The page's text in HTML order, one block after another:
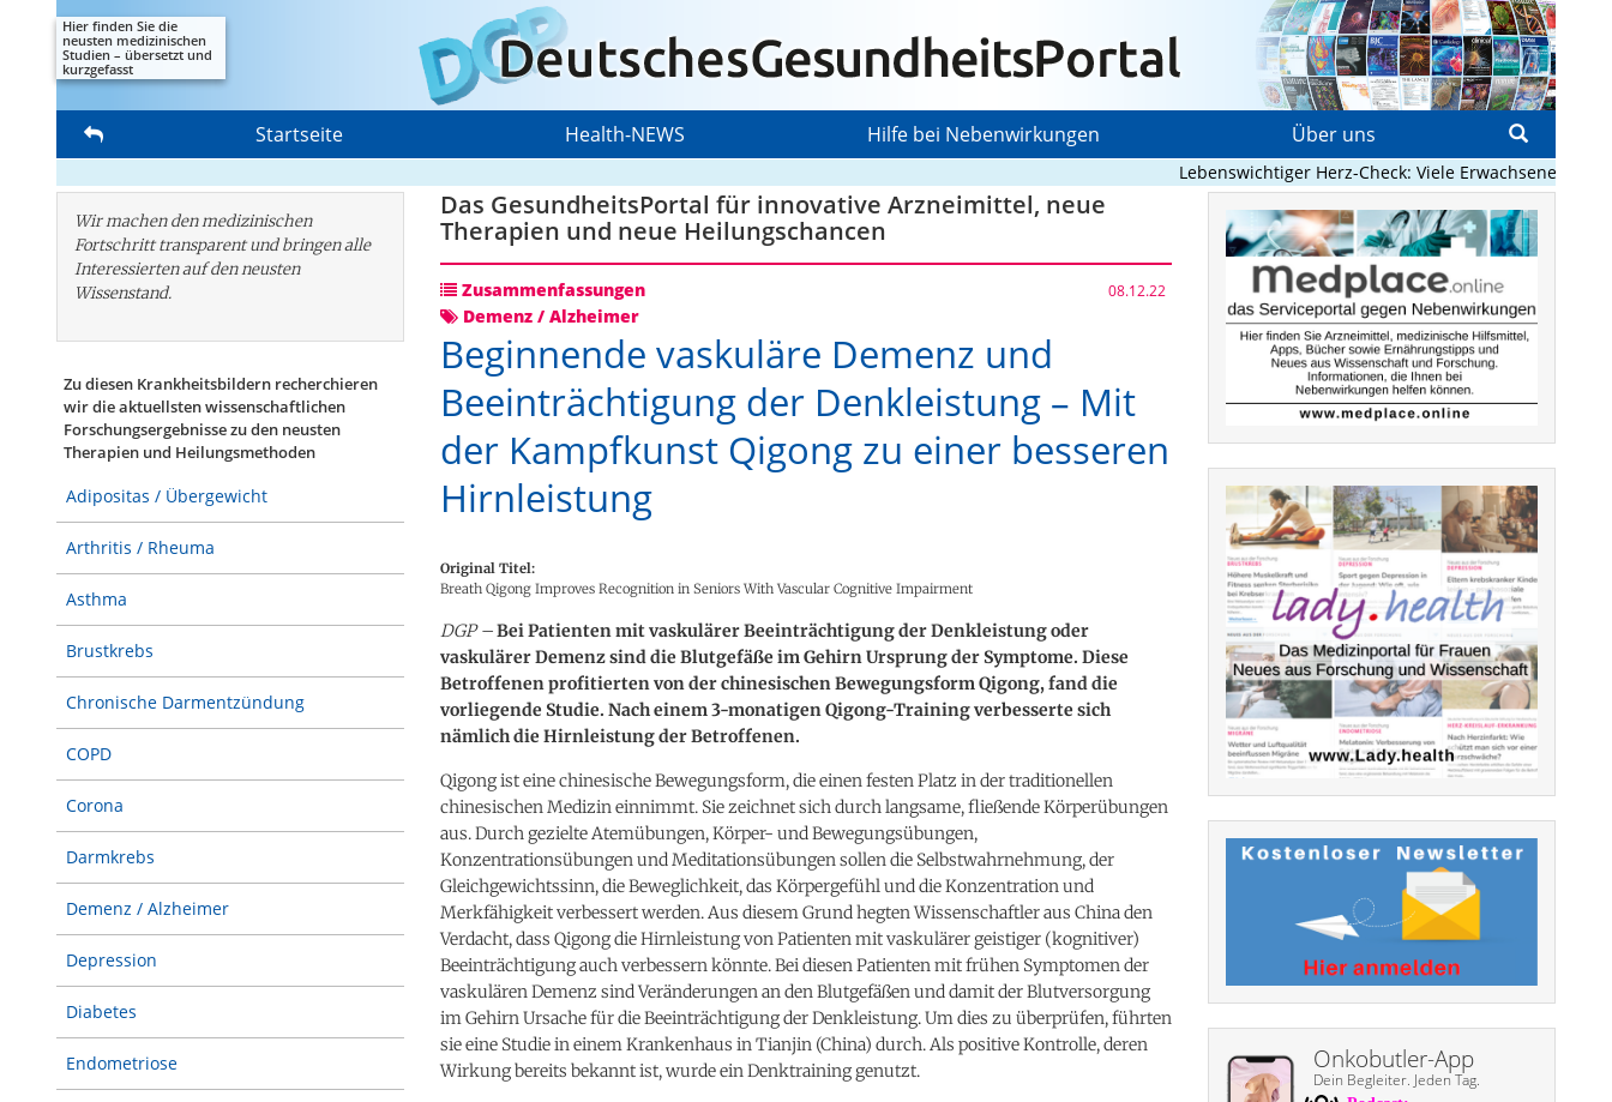
Hier finden Sie die
neusten medizinischen
Studien – übersetzt und
kurzgefasst
Startseite Health-NEWS Hilfe bei Nebenwirkungen Über uns
Lebenswichtiger Herz-Check: Viele Erwachsene mit
Wir machen den medizinischen
Fortschritt transparent und bringen alle
Interessierten auf den neusten
Wissenstand.
Zu diesen Krankheitsbildern recherchieren
wir die aktuellsten wissenschaftlichen
Forschungs­ergebnisse zu den neusten
Therapien und Heilungsmethoden
Adipositas / Übergewicht
Arthritis / Rheuma
Asthma
Brustkrebs
Chronische Darmentzündung
COPD
Corona
Darmkrebs
Demenz / Alzheimer
Depression
Diabetes
Endometriose
Das GesundheitsPortal für innovative Arzneimittel, neue
Therapien und neue Heilungschancen
Zusammenfassungen 08.12.22
Demenz / Alzheimer
Beginnende vaskuläre Demenz und
Beeinträchtigung der Denkleistung – Mit
der Kampfkunst Qigong zu einer besseren
Hirnleistung
Original Titel:
Breath Qigong Improves Recognition in Seniors With Vascular Cognitive Impairment
DGP –Bei Patienten mit vaskulärer Beeinträchtigung der Denkleistung oder
vaskulärer Demenz sind die Blutgefäße im Gehirn Ursprung der Symptome. Diese
Betroffenen profitierten von der chinesischen Bewegungsform Qigong, fand die
vorliegende Studie. Nach einem 3-monatigen Qigong-Training verbesserte sich
nämlich die Hirnleistung der Betroffenen.
Qigong ist eine chinesische Bewegungsform, die einen festen Platz in der traditionellen
chinesischen Medizin einnimmt. Sie zeichnet sich durch langsame, fließende Körperübungen
aus. Durch gezielte Atemübungen, Körper- und Bewegungsübungen,
Konzentrationsübungen und Meditationsübungen sollen die Selbstwahrnehmung, der
Gleichgewichtssinn, die Beweglichkeit, das Körpergefühl und die Konzentration und
Merkfähigkeit verbessert werden. Aus diesem Grund hegten Wissenschaftler aus China den
Verdacht, dass Qigong die Hirnleistung von Patienten mit vaskulärer geistiger (kognitiver)
Beeinträchtigung auch verbessern könnte. Bei diesen Patienten mit frühen Symptomen der
vaskulären Demenz sind Veränderungen an den Blutgefäßen und damit der Blutversorgung
im Gehirn Ursache für die Beeinträchtigung der Denkleistung. Um dies zu überprüfen, führten
sie eine Studie in einem Krankenhaus in Tianjin (China) durch. Als positive Kontrolle, deren
Wirkung bereits bekannt ist, wurde ein Denktraining genutzt.
Onkobutler-App
Dein Begleiter. Jeden Tag.